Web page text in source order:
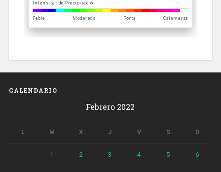
CALENDARIO
Febrero 2022
L M X J V S D
1 2 3 4 5 6